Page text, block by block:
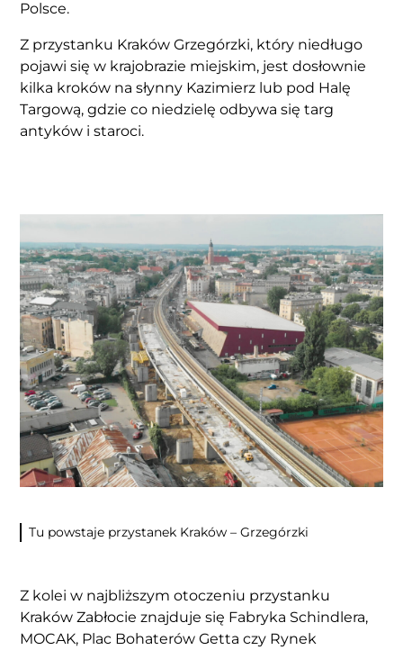
Polsce.
Z przystanku Kraków Grzegórzki, który niedługo
pojawi się w krajobrazie miejskim, jest dosłownie
kilka kroków na słynny Kazimierz lub pod Halę
Targową, gdzie co niedzielę odbywa się targ
antyków i staroci.
Tu powstaje przystanek Kraków – Grzegórzki
Z kolei w najbliższym otoczeniu przystanku
Kraków Zabłocie znajduje się Fabryka Schindlera,
MOCAK, Plac Bohaterów Getta czy Rynek